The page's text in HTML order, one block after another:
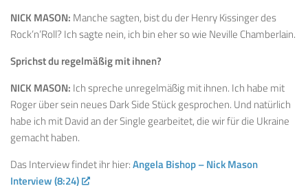
NICK MASON: Manche sagten, bist du der Henry Kissinger des
Rock’n’Roll? Ich sagte nein, ich bin eher so wie Neville Chamberlain.
Sprichst du regelmäßig mit ihnen?
NICK MASON: Ich spreche unregelmäßig mit ihnen. Ich habe mit
Roger über sein neues Dark Side Stück gesprochen. Und natürlich
habe ich mit David an der Single gearbeitet, die wir für die Ukraine
gemacht haben.
Das Interview findet ihr hier:Angela Bishop – Nick Mason
Interview (8:24)